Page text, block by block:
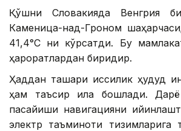
Қўшни Словакияда Венгрия
Каменица-над-Гроном
41,4°С ни кўрсатди. Бу
ҳароратлардан биридир.
Ҳаддан ташқари иссиқлик ҳудуд
ҳам таъсир қила бошлади.
пасайиши навигацияни
электр таъминоти тизимларига